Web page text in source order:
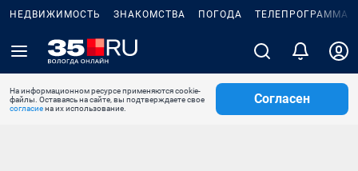
НЕДВИЖИМОСТЬ ЗНАКОМСТВА ПОГОДА ТЕЛЕПРОГРАММА
На информационном ресурсе применяются cookie-
файлы. Оставаясь на сайте, вы подтверждаете свое
согласиена их использование.
Согласен